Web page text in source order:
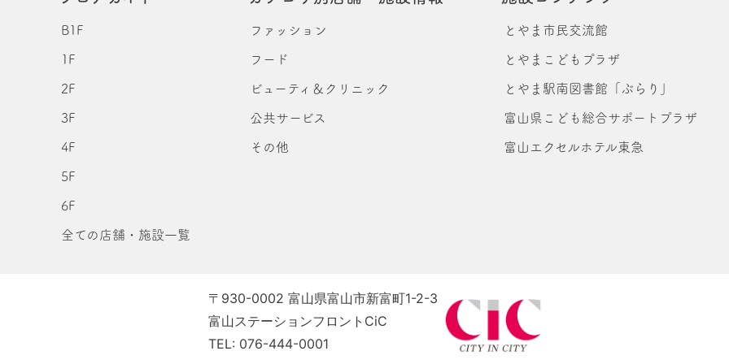
B1F
1F
2F
3F
4F
5F
6F
全ての店舗・施設一覧
ファッション
フード
ビューティ＆クリニック
公共サービス
その他
とやま市民交流館
とやまこどもプラザ
とやま駅南図書館「ぶらり」
富山県こども総合サポートプラザ
富山エクセルホテル東急
〒930-0002 富山県富山市新富町1-2-3
富山ステーションフロントCiC
TEL: 076-444-0001